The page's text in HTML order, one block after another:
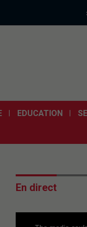
EDUCATION
En direct